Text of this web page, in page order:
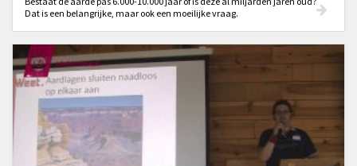
Dat is een belangrijke, maar ook een moeilijke vraag.